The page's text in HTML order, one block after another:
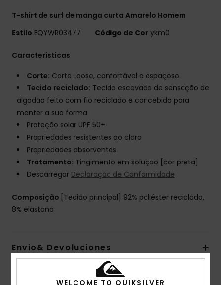
T-shirt de surf de manga curta Amarelo Homem
Estilo EQYWR03477 Código de Cor ykm0
Características
Corte: Corte Loose, confortável e espaçoso
Tecido reciclado: Tecido escovado de sensação de
algodão feito com fio reciclado e concebido para
manter a sua forma
Proteção solar UPF 50+
Propriedades resistentes ao cloro
Propriedades absorventes
Tratamento: Tingimento em solução [cor preta]
Descarregar Declaração de Conformidade
Composição [Tecido principal] 92% poliéster reciclado,
8% elastano
Envio& Devoluciones
WELCOME TO QUIKSILVER